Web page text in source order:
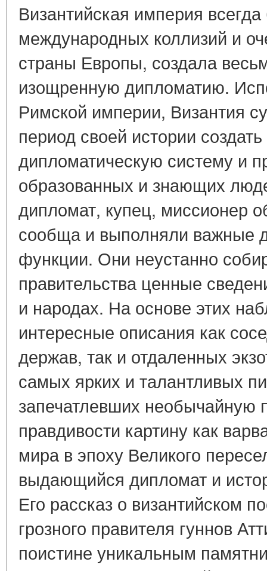
Византийская империя
международных коллизий и
страны Европы, создала
изощренную дипломатию.
Римской империи, Византия
период своей истории
дипломатическую систему и
образованных и знающих
дипломат, купец, миссионер
сообща и выполняли важные
функции. Они неустанно
правительства ценные
и народах. На основе этих
интересные описания как
держав, так и отдаленных
самых ярких и талантливых
запечатлевших необычайную
правдивости картину как
мира в эпоху Великого
выдающийся дипломат и
Его рассказ о византийском
грозного правителя гуннов
поистине уникальным